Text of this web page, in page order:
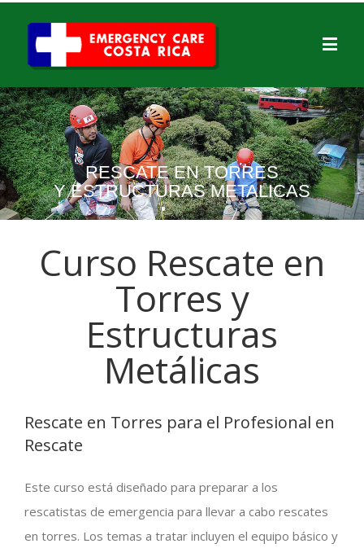
RESCATE EN TORRES
Y ESTRUCTURAS METALICAS
Curso Rescate en
Torres y
Estructuras
Metálicas
Rescate en Torres para el Profesional en
Rescate
Este curso está diseñado para preparar a los
rescatistas de emergencia para llevar a cabo rescates
en torres. Los temas a tratar incluyen el equipo básico y